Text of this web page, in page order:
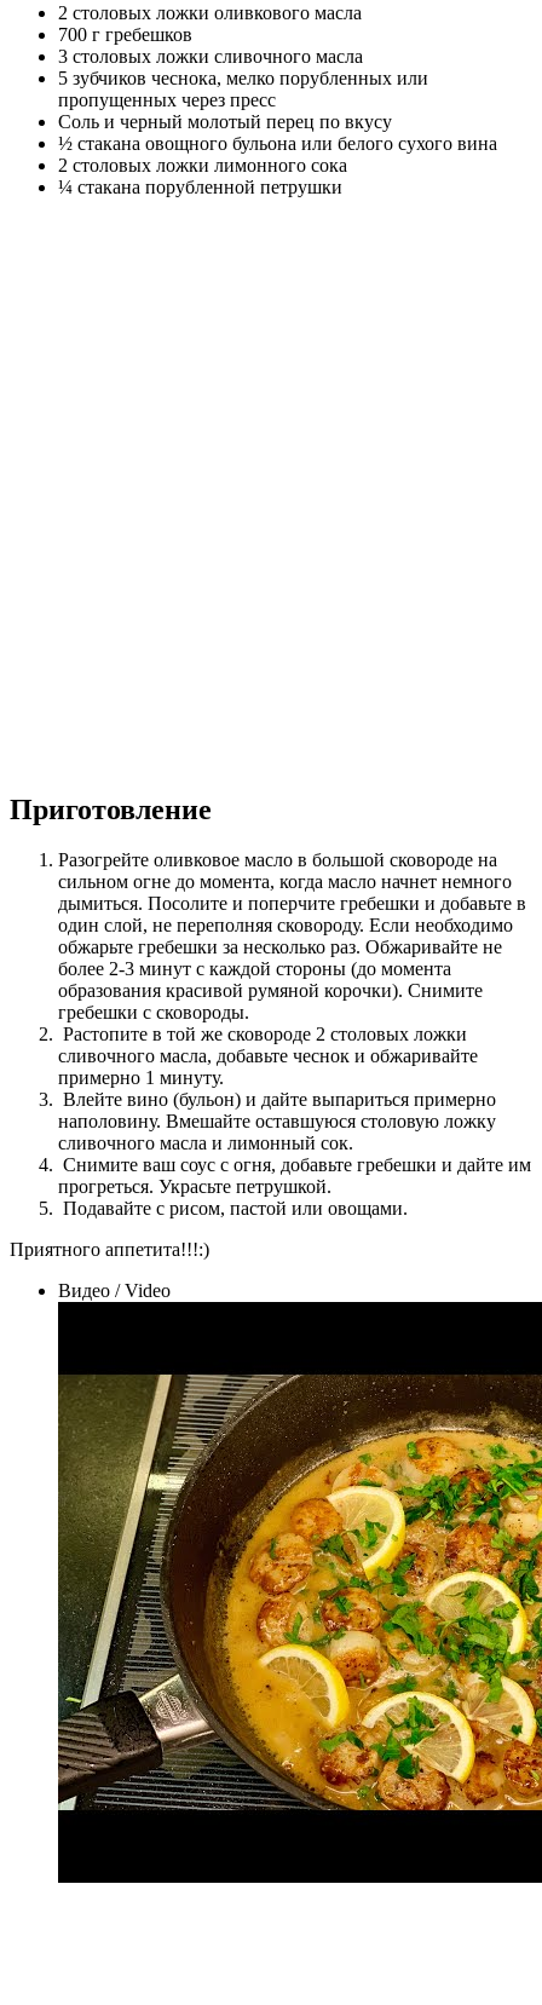
2 столовых ложки оливкового масла
700 г гребешков
3 столовых ложки сливочного масла
5 зубчиков чеснока, мелко порубленных или
пропущенных через пресс
Соль и черный молотый перец по вкусу
½ стакана овощного бульона или белого сухого вина
2 столовых ложки лимонного сока
¼ стакана порубленной петрушки
Приготовление
Разогрейте оливковое масло в большой сковороде на
сильном огне до момента, когда масло начнет немного
дымиться. Посолите и поперчите гребешки и добавьте в
один слой, не переполняя сковороду. Если необходимо
обжарьте гребешки за несколько раз. Обжаривайте не
более 2-3 минут с каждой стороны (до момента
образования красивой румяной корочки). Снимите
гребешки с сковороды.
Растопите в той же сковороде 2 столовых ложки
сливочного масла, добавьте чеснок и обжаривайте
примерно 1 минуту.
Влейте вино (бульон) и дайте выпариться примерно
наполовину. Вмешайте оставшуюся столовую ложку
сливочного масла и лимонный сок.
Снимите ваш соус с огня, добавьте гребешки и дайте им
прогреться. Украсьте петрушкой.
Подавайте с рисом, пастой или овощами.
Приятного аппетита!!!:)
Видео / Video